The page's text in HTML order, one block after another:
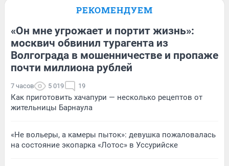
РЕКОМЕНДУЕМ
«Он мне угрожает и портит жизнь»:
москвич обвинил турагента из
Волгограда в мошенничестве и пропаже
почти миллиона рублей
7 часов 5 019 19
Как приготовить хачапури — несколько рецептов от
жительницы Барнаула
«Не вольеры, а камеры пыток»: девушка пожаловалась
на состояние экопарка «Лотос» в Уссурийске